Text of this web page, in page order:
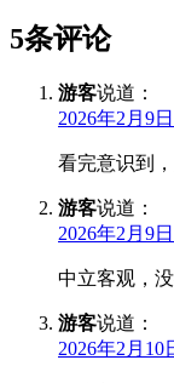
5条评论
游客说道：
2026年2月9
看完意识到
游客说道：
2026年2月9
中立客观，
游客说道：
2026年2月10